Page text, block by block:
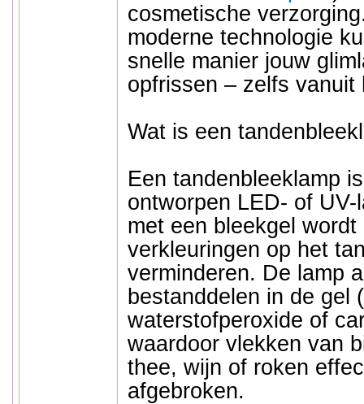
cosmetische
moderne technologie
snelle manier jouw
opfrissen – zelfs vanuit
Wat is een
Een tandenbleeklamp
ontworpen LED- of
met een bleekgel wordt
verkleuringen op het
verminderen. De lamp
bestanddelen in de gel
waterstofperoxide of
waardoor vlekken van
thee, wijn of roken
afgebroken.